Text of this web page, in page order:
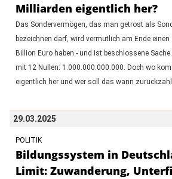
Milliarden eigentlich her?
Das Sondervermögen, das man getrost als
bezeichnen darf, wird vermutlich am Ende
Billion Euro haben - und ist beschlossene
mit 12 Nullen: 1.000.000.000.000. Doch wo
eigentlich her und wer soll das wann
29.03.2025
POLITIK
Bildungssystem in
Limit: Zuwanderung,